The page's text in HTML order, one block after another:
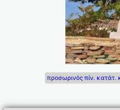
προσωρινός πίν.